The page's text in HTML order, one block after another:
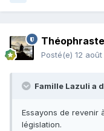
Théophraste
Posté(e) 12
Famille Lazuli a
Essayons de revenir
législation.